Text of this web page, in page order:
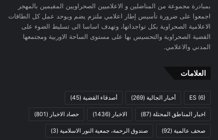
بمبادرة مجموعة من المناضلين و الاعلاميين الصحراويين المقيمين بالمهجر
اجمعوا على ضرورة تأسيس إطار اعلامي ملتزم يضم ويوحد عمل كل الطاقات
الاعلامية الصحراوية بكل تواجداتها، وتهدف اساسا الى تسليط الضوء على
القضية الصحراوية والتحسيس بها على مستوى الساحة الاوربية ومجتمعها
المدني والاعلامي.
العلامات
ES (6) أخبار الجالية (269) أصدقاء القضية (45)
اخبار المناطق المحتلة (87) الاخبار (1436) حصاد الاخبار (801)
صحف عالمية (92) صندوق الرحمة، جمعية النور الاسلامية (3)